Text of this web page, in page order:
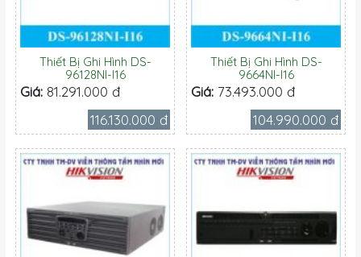
Thiết Bị Ghi Hình DS-
96128NI-I16
Giá: 81.291.000 đ
116.130.000 đ
Thiết Bị Ghi Hình DS-
9664NI-I16
Giá: 73.493.000 đ
104.990.000 đ